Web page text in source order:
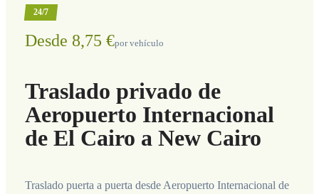
24/7
Desde 8,75 €por vehículo
Traslado privado de
Aeropuerto Internacional
de El Cairo a New Cairo
Traslado puerta a puerta desde Aeropuerto Internacional de